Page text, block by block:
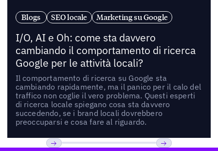
Blogs SEO locale Marketing su Google
I/O, AI e Oh: come sta davvero
cambiando il comportamento di ricerca
Google per le attività locali?
Il comportamento di ricerca su Google sta
cambiando rapidamente, ma il panico per il calo del
traffico non coglie il vero problema. Questi esperti
di ricerca locale spiegano cosa sta davvero
succedendo, se i brand locali dovrebbero
preoccuparsi e cosa fare al riguardo.